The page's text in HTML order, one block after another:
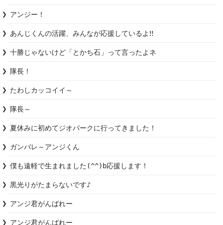
アンジー！
あんじくんの活躍、みんなが応援しているよ‼︎
十勝じゃないけど「とかち石」って言ったよネ
隊長！
たわしカッコイイ～
隊長～
夏休みに初めてジオパークに行ってきました！
ガンバレ～アンジくん
僕も遠軽で生まれました(^^)b応援します！
黒光りがたまらないです♪
アンジ君がんばれー
アンジ君がんばれー